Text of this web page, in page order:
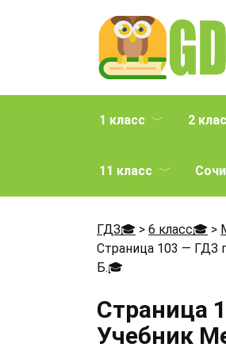
1 класс 2
11 класс
ГДЗ🎓 > 6 класс🎓 >
Страница 103 — ГДЗ
Б.🎓
Страница
Учебник